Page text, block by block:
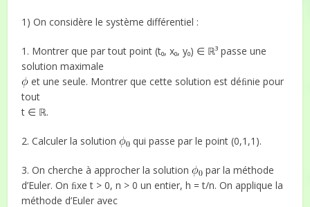
1) On considère le système différentiel :
1. Montrer que par tout point (t₀, x₀, y₀) ∈ ℝ³ passe une
solution maximale
et une seule. Montrer que cette solution est déﬁnie pour
tout
t ∈ ℝ.
2. Calculer la solution qui passe par le point (0,1,1).
3. On cherche à approcher la solution
par la méthode
d’Euler. On ﬁxe t > 0, n > 0 un entier, h = t/n. On applique la
méthode d’Euler avec